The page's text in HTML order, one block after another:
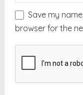
Save my
browser for the